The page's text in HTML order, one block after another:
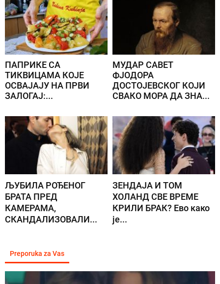
ПАПРИКЕ СА
ТИКВИЦАМА КОЈЕ
ОСВАЈАЈУ НА ПРВИ
ЗАЛОГАЈ:...
МУДАР САВЕТ
ФЈОДОРА
ДОСТОЈЕВСКОГ КОЈИ
СВАКО МОРА ДА ЗНА...
ЉУБИЛА РОЂЕНОГ
БРАТА ПРЕД
КАМЕРАМА,
СКАНДАЛИЗОВАЛИ...
ЗЕНДАЈА И ТОМ
ХОЛАНД СВЕ ВРЕМЕ
КРИЛИ БРАК? Ево како
је...
Preporuka za Vas